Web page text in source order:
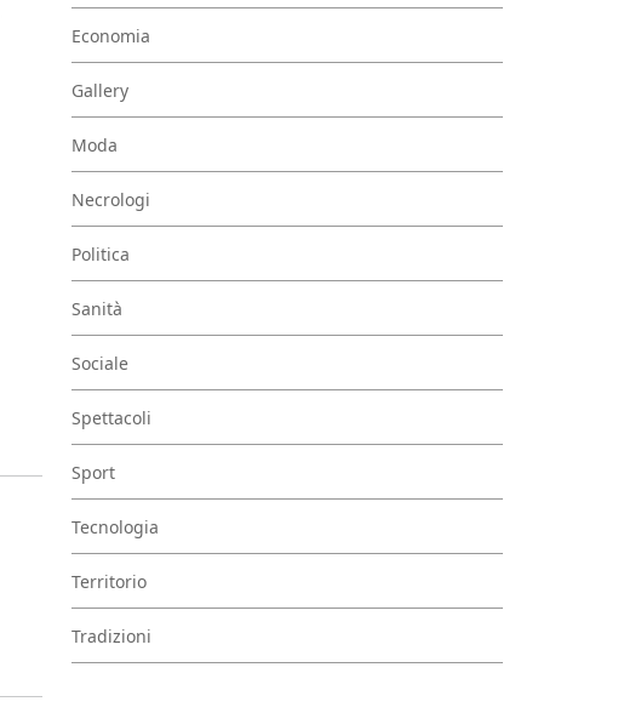
Economia
Gallery
Moda
Necrologi
Politica
Sanità
Sociale
Spettacoli
Sport
Tecnologia
Territorio
Tradizioni